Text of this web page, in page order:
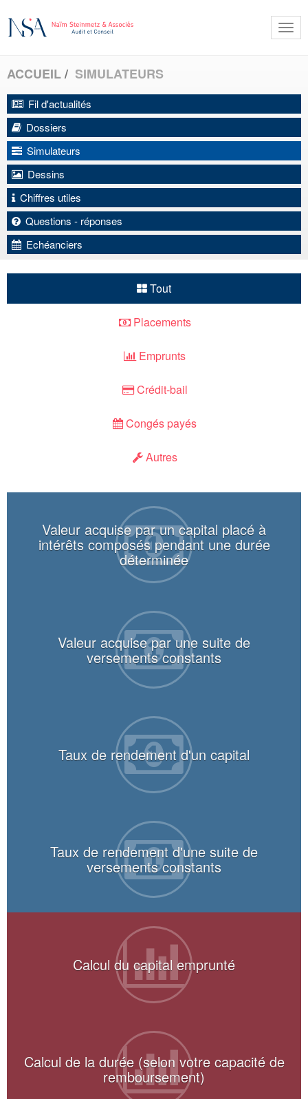
ACCUEIL SIMULATEURS
Fil d'actualités
Dossiers
Simulateurs
Dessins
Chiffres utiles
Questions - réponses
Echéanciers
Tout
Placements
Emprunts
Crédit-bail
Congés payés
Autres
Valeur acquise par un capital placé à
intérêts composés pendant une durée
déterminée
Valeur acquise par une suite de
versements constants
Taux de rendement d'un capital
Taux de rendement d'une suite de
versements constants
Calcul du capital emprunté
Calcul de la durée (selon votre capacité de
remboursement)